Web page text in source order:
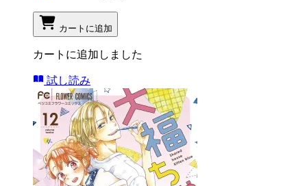
カートに追加
カートに追加しました
試し読み